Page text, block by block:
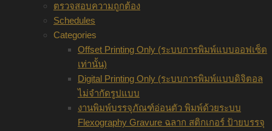
ตรวจสอบความถูกต้อง
Schedules
Categories
Offset Printing Only (ระบบการพิมพ์แบบออฟเซ็ต
เท่านั้น)
Digital Printing Only (ระบบการพิมพ์แบบดิจิตอล
ไม่จำกัดรูปแบบ
งานพิมพ์บรรจุภัณฑ์อ่อนตัว พิมพ์ด้วยระบบ
Flexography Gravure ฉลาก สติกเกอร์ ป้ายบรรจุ